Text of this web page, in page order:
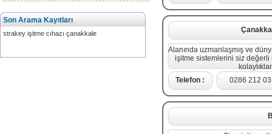
Son Arama Kayıtları
strakey işitme cıhazı çanakkale
Alanında uzmanlaşmış ve
işitme sistemlerini siz değerli
Telefon :
0286 212